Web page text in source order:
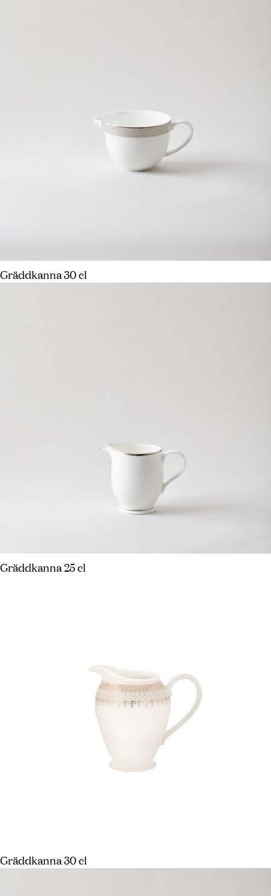
Gräddkanna 30 cl
Gräddkanna 25 cl
Gräddkanna 30 cl